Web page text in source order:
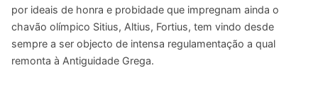
por ideais de honra e probidade que impregnam ainda o
chavão olímpico Sitius, Altius, Fortius, tem vindo desde
sempre a ser objecto de intensa regulamentação a qual
remonta à Antiguidade Grega.